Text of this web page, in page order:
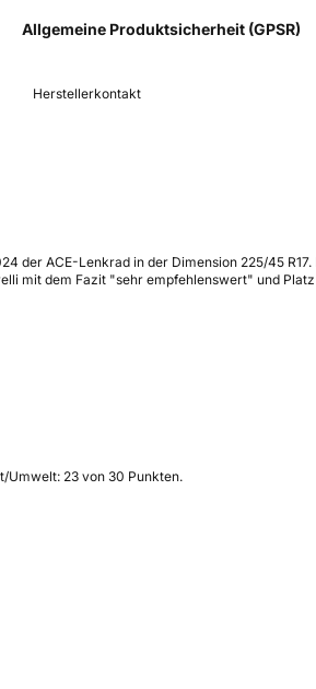
Allgemeine Produktsicherheit (GPSR)
Herstellerkontakt
ACE-Lenkrad in der Dimension 225/45
mit dem Fazit "sehr empfehlenswert" und
Umwelt: 23 von 30 Punkten.